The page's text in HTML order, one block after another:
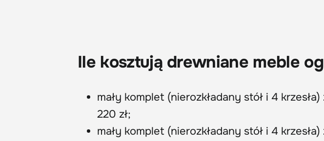
Ile kosztują drewniane meble
mały komplet (nierozkładany stół i 4
220 zł;
mały komplet (nierozkładany stół i 4